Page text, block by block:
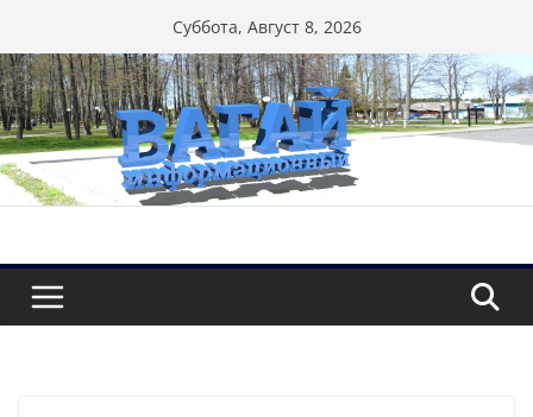
к
содержимому
Суббота, Август 8, 2026